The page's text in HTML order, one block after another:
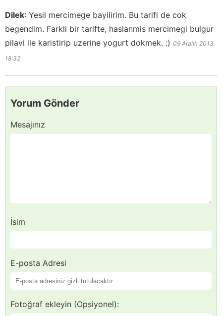
Dilek: Yesil mercimege bayilirim. Bu tarifi de cok
begendim. Farkli bir tarifte, haslanmis mercimegi bulgur
pilavi ile karistirip uzerine yogurt dokmek. :) 09 Aralık 2013
18:32
Yorum Gönder
Mesajınız
İsim
E-posta Adresi
Fotoğraf ekleyin (Opsiyonel):